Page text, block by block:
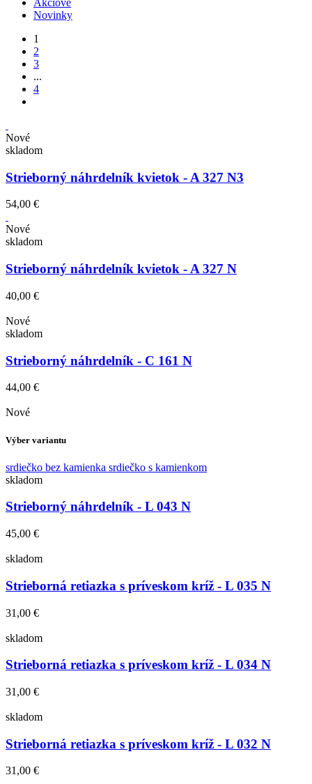
Akciové
Novinky
1
2
3
...
4
Nové
skladom
Strieborný náhrdelník kvietok - A 327 N3
54,00 €
Nové
skladom
Strieborný náhrdelník kvietok - A 327 N
40,00 €
Nové
skladom
Strieborný náhrdelník - C 161 N
44,00 €
Nové
Výber variantu
srdiečko bez kamienka srdiečko s kamienkom
skladom
Strieborný náhrdelník - L 043 N
45,00 €
skladom
Strieborná retiazka s príveskom kríž - L 035 N
31,00 €
skladom
Strieborná retiazka s príveskom kríž - L 034 N
31,00 €
skladom
Strieborná retiazka s príveskom kríž - L 032 N
31,00 €